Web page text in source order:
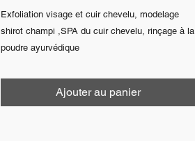
Exfoliation visage et cuir chevelu, modelage
shirot champi ,SPA du cuir chevelu, rinçage à la
poudre ayurvédique
Ajouter au panier